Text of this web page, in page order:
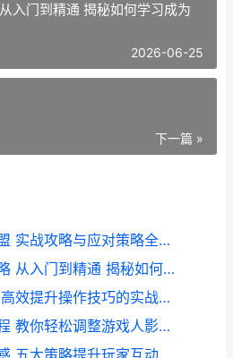
入门到精通 揭秘如何学习成为
2026-06-25
下一篇 »
怎么克制绝版英雄联盟 实战攻略与应对策略全解析
王者荣耀声优养成攻略 从入门到精通 揭秘如何学习成为优秀王者荣耀声优
王者荣耀如何练肩膀 高效提升操作技巧的实战攻略
王者荣耀人影设置教程 教你轻松调整游戏人影效果 提升视觉体验